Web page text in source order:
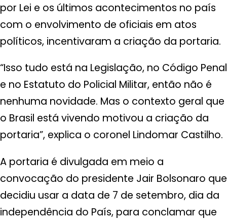
por Lei e os últimos acontecimentos no país
com o envolvimento de oficiais em atos
políticos, incentivaram a criação da portaria.
“Isso tudo está na Legislação, no Código Penal
e no Estatuto do Policial Militar, então não é
nenhuma novidade. Mas o contexto geral que
o Brasil está vivendo motivou a criação da
portaria”, explica o coronel Lindomar Castilho.
A portaria é divulgada em meio a
convocação do presidente Jair Bolsonaro que
decidiu usar a data de 7 de setembro, dia da
independência do País, para conclamar que